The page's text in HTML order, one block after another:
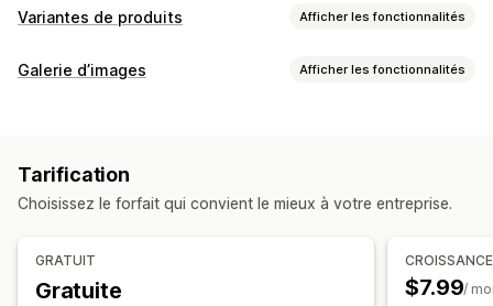
Variantes de produits Afficher les fonctionnalités
Personnalisation
Tarification
Tarification dynamique
Masquer les produits en rupture de stock
Mises à jour automatiques
Galerie d’images Afficher les fonctionnalités
Tarification
Choisissez le forfait qui convient le mieux à votre entreprise.
GRATUIT
Gratuite
CROISSANCE
$7.99/